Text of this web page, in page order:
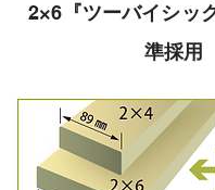
2×6 『ツーバイシッ
準採用